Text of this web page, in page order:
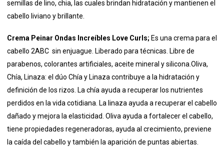
semillas de lino, chia, las cuales brindan hidratación y mantienen el
cabello liviano y brillante.
Crema Peinar Ondas Increíbles Love Curls; Es una crema para el
cabello 2ABC sin enjuague. Liberado para técnicas. Libre de
parabenos, colorantes artificiales, aceite mineral y silicona.Oliva,
Chía, Linaza: el dúo Chía y Linaza contribuye a la hidratación y
definición de los rizos. La chía ayuda a recuperar los nutrientes
perdidos en la vida cotidiana. La linaza ayuda a recuperar el cabello
dañado y mejora la elasticidad. Oliva ayuda a fortalecer el cabello,
tiene propiedades regeneradoras, ayuda al crecimiento, previene
la caída del cabello y también la aparición de puntas abiertas.